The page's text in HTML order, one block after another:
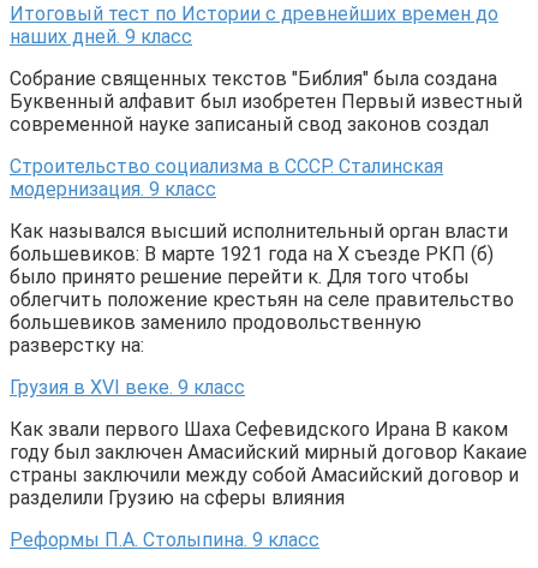
Итоговый тест по Истории с древнейших времен до
наших дней. 9 класс
Собрание священных текстов "Библия" была создана
Буквенный алфавит был изобретен Первый известный
современной науке записаный свод законов создал
Строительство социализма в СССР. Сталинская
модернизация. 9 класс
Как назывался высший исполнительный орган власти
большевиков: В марте 1921 года на X съезде РКП (б)
было принято решение перейти к. Для того чтобы
облегчить положение крестьян на селе правительство
большевиков заменило продовольственную
разверстку на:
Грузия в XVI веке. 9 класс
Как звали первого Шаха Сефевидского Ирана В каком
году был заключен Амасийский мирный договор Какаие
страны заключили между собой Амасийский договор и
разделили Грузию на сферы влияния
Реформы П.А. Столыпина. 9 класс